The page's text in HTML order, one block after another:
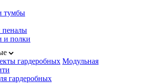
тумбы
и полки
гардеробных Модульная
гардеробных